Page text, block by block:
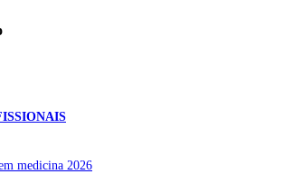
medicina 2026